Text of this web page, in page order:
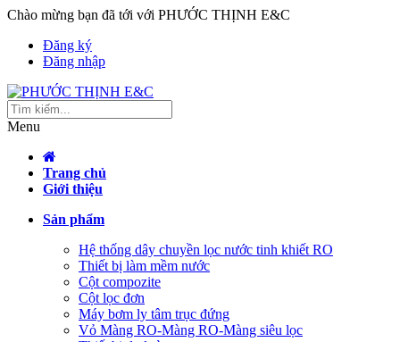
Chào mừng bạn đã tới với PHƯỚC THỊNH E&C
Đăng ký
Đăng nhập
Menu
Trang chủ
Giới thiệu
Sản phẩm
Hệ thống dây chuyền lọc nước tinh khiết RO
Thiết bị làm mềm nước
Cột compozite
Cột lọc đơn
Máy bơm ly tâm trục đứng
Vỏ Màng RO-Màng RO-Màng siêu lọc